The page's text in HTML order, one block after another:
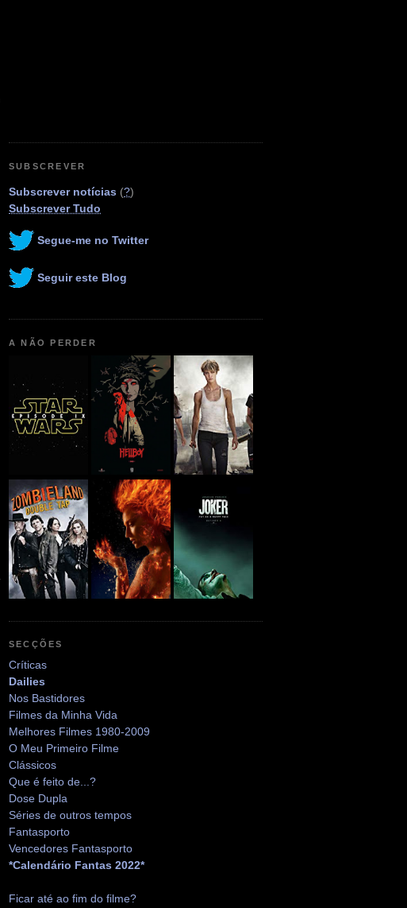
SUBSCREVER
Subscrever notícias (?)
Subscrever Tudo
Segue-me no Twitter
Seguir este Blog
A NÃO PERDER
SECÇÕES
Críticas
Dailies
Nos Bastidores
Filmes da Minha Vida
Melhores Filmes 1980-2009
O Meu Primeiro Filme
Clássicos
Que é feito de...?
Dose Dupla
Séries de outros tempos
Fantasporto
Vencedores Fantasporto
*Calendário Fantas 2022*
Ficar até ao fim do filme?